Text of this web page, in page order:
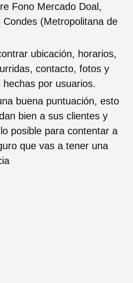
Fono Mercado Doal,
(Metropolitana de
ubicación, horarios,
contacto, fotos y
por usuarios.
buena puntuación, esto
bien a sus clientes y
posible para contentar a
que vas a tener una